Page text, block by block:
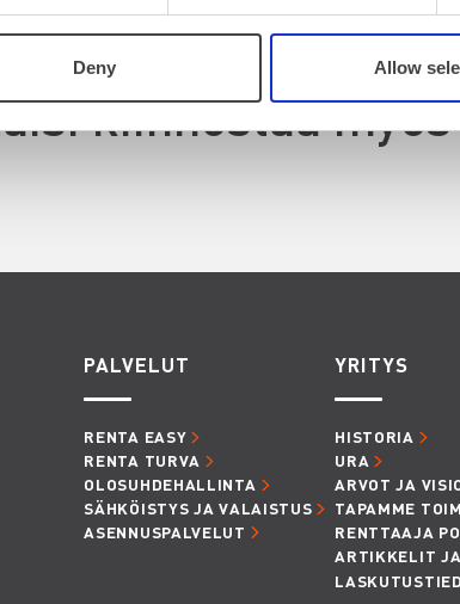
Deny Allow
kiinnostaa myös
PALVELUT
RENTA EASY
RENTA TURVA
OLOSUHDEHALLINTA
SÄHKÖISTYS JA VALAISTUS
ASENNUSPALVELUT
YRITYS
HISTORIA
URA
ARVOT JA
TAPAMME
RENTTAAJA
ARTIKKELIT